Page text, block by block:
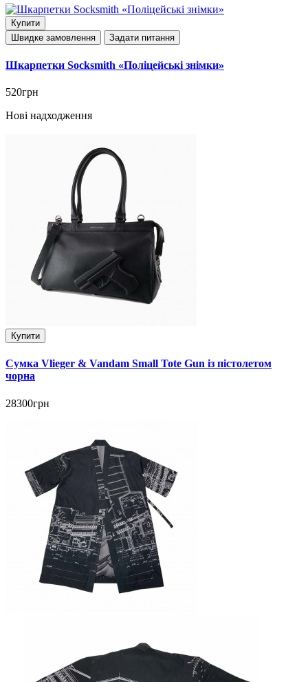
Купити
Швидке замовлення
Задати питання
Шкарпетки Socksmith «Поліцейські знімки»
520грн
Нові надходження
Купити
Сумка Vlieger & Vandam Small Tote Gun із пістолетом
чорна
28300грн